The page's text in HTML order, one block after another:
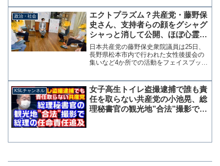
でおっしゃるなら、まずあなたがトラン
スジェンダーかシスジ...
政治・社会
エクトプラズム？共産党・藤野保
史さん、支持者らの顔をグシャグ
シャっと消して公開、ほぼ心霊写
真に
日本共産党の藤野保史衆院議員は25日、
長野県松本市内で行われた女性後援会の
集いなど4か所での活動をフェイスブック
いる。他に何か良い方法は無かったの
か？藤野やすふみさんの...
KSLチャンネル
女子高生トイレ盗撮逮捕で誰も責
任を取らない共産党の小池晃、総
理秘書官の観光地”合法”撮影で岸